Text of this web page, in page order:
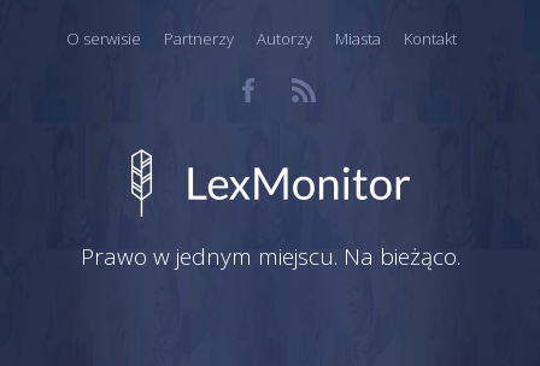
O serwisie Partnerzy Autorzy Miasta Kontakt
Prawo w jednym miejscu. Na bieżąco.